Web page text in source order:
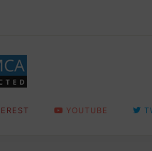
YOUTUBE